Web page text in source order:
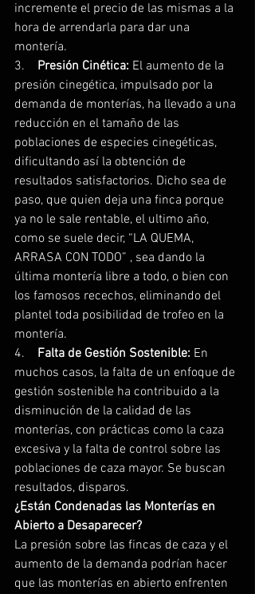
incremente el precio de las mismas a la
hora de arrendarla para dar una
montería.
3. Presión Cinética: El aumento de la
presión cinegética, impulsado por la
demanda de monterías, ha llevado a una
reducción en el tamaño de las
poblaciones de especies cinegéticas,
dificultando así la obtención de
resultados satisfactorios. Dicho sea de
paso, que quien deja una finca porque
ya no le sale rentable, el ultimo año,
como se suele decir, “LA QUEMA,
ARRASA CON TODO” , sea dando la
última montería libre a todo, o bien con
los famosos recechos, eliminando del
plantel toda posibilidad de trofeo en la
montería.
4. Falta de Gestión Sostenible: En
muchos casos, la falta de un enfoque de
gestión sostenible ha contribuido a la
disminución de la calidad de las
monterías, con prácticas como la caza
excesiva y la falta de control sobre las
poblaciones de caza mayor. Se buscan
resultados, disparos.
¿Están Condenadas las Monterías en
Abierto a Desaparecer?
La presión sobre las fincas de caza y el
aumento de la demanda podrían hacer
que las monterías en abierto enfrenten